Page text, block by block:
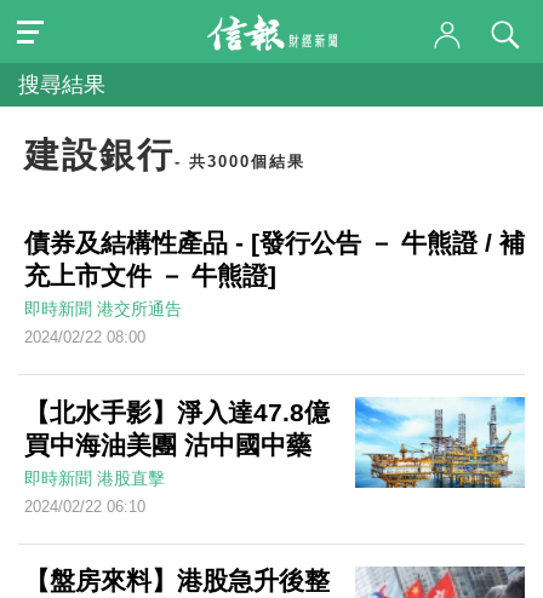
搜尋結果
建設銀行- 共3000個結果
債券及結構性產品 - [發行公告 － 牛熊證 / 補
充上市文件 － 牛熊證]
即時新聞 港交所通告
2024/02/22 08:00
【北水手影】淨入達47.8億
買中海油美團 沽中國中藥
即時新聞 港股直擊
2024/02/22 06:10
【盤房來料】港股急升後整